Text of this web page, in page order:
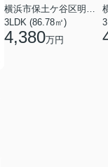
横浜市保土ケ谷区明神台
3LDK (86.78㎡)
4,380万円